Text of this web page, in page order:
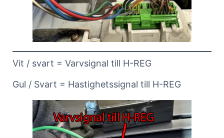
Vit / svart = Varvsignal till H-REG
Gul / Svart = Hastighetssignal till H-REG